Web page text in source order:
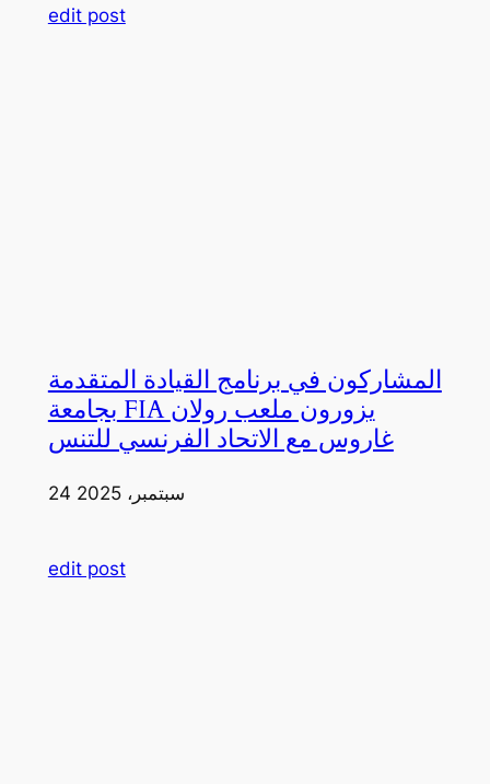
edit post
المشاركون في برنامج القيادة المتقدمة
بجامعة FIA يزورون ملعب رولان
غاروس مع الاتحاد الفرنسي للتنس
24 سبتمبر، 2025
edit post